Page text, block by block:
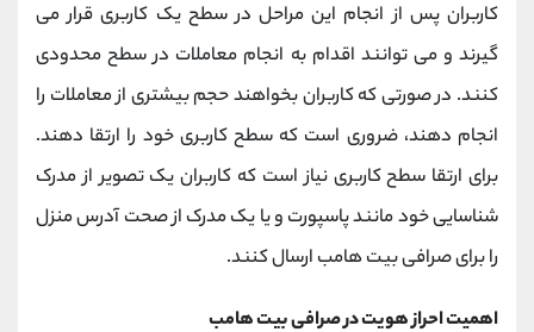
کاربران پس از انجام این مراحل در سطح یک کاربری قرار می
گیرند و می توانند اقدام به انجام معاملات در سطح محدودی
کنند. در صورتی که کاربران بخواهند حجم بیشتری از معاملات را
انجام دهند، ضروری است که سطح کاربری خود را ارتقا دهند.
برای ارتقا سطح کاربری نیاز است که کاربران یک تصویر از مدرک
شناسایی خود مانند پاسپورت و یا یک مدرک از صحت آدرس منزل
را برای صرافی بیت هامب ارسال کنند.
اهمیت احراز هویت در صرافی بیت هامب